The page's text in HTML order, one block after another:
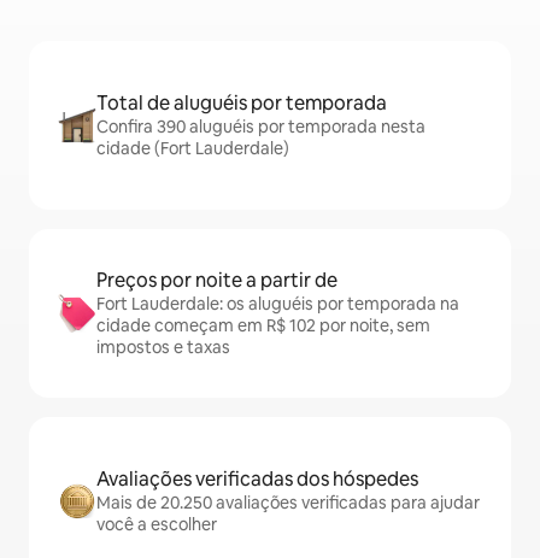
Total de aluguéis por temporada
Confira 390 aluguéis por temporada nesta
cidade (Fort Lauderdale)
Preços por noite a partir de
Fort Lauderdale: os aluguéis por temporada na
cidade começam em R$ 102 por noite, sem
impostos e taxas
Avaliações verificadas dos hóspedes
Mais de 20.250 avaliações verificadas para ajudar
você a escolher